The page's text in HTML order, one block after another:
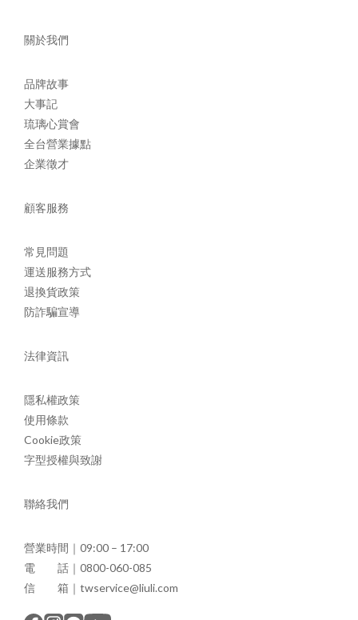
關於我們
品牌故事
大事記
琉璃心賞會
全台營業據點
企業徵才
顧客服務
常見問題
運送服務方式
退換貨政策
防詐騙宣導
法律資訊
隱私權政策
使用條款
Cookie政策
字型授權與致謝
聯絡我們
營業時間｜09:00 – 17:00
電 話｜0800-060-085
信 箱｜twservice@liuli.com